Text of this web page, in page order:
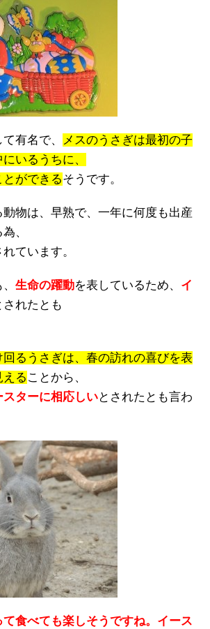
て有名で、
メスのうさぎは最初の子
いるうちに、
ができるそうです。
物は、早熟で、一年に何度も出産
、
ています。
生命の躍動を表しているため、 イ
されたとも
回るうさぎは、春の訪れの喜びを表
える ことから、
ターに相応しいとされたとも言わ
食べても楽しそうですね。イース